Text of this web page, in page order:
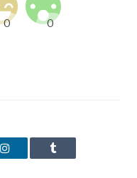
LinkedIn Tumblr